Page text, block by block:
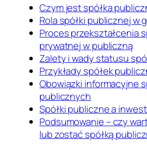
Czym jest spółka
Rola spółki publicznej w
Proces przekształcenia
prywatnej w publiczną
Zalety i wady statusu
Przykłady spółek
Obowiązki informacyjne
publicznych
Spółki publiczne a
Podsumowanie – czy
lub zostać spółką